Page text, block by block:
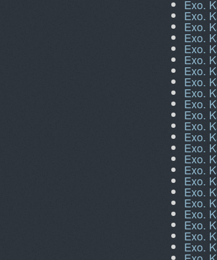
Exo.
Exo.
Exo.
Exo.
Exo.
Exo.
Exo.
Exo.
Exo.
Exo.
Exo.
Exo.
Exo.
Exo.
Exo.
Exo.
Exo.
Exo.
Exo.
Exo.
Exo.
Exo.
Exo.